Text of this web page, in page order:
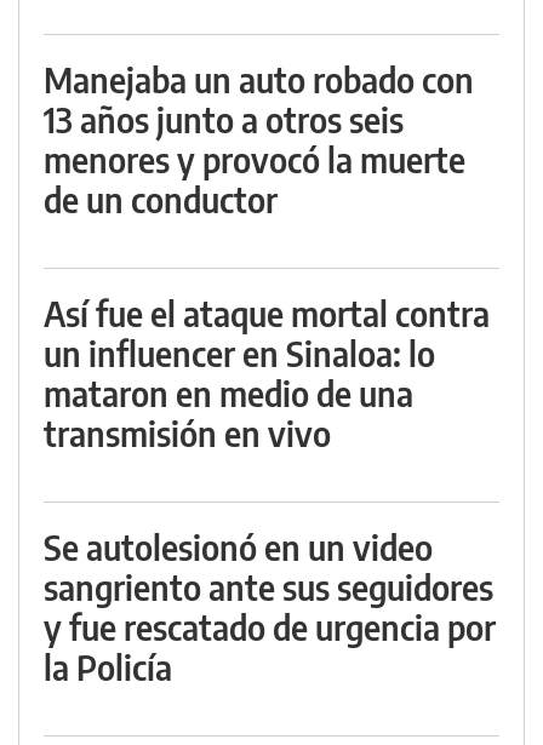
Manejaba un auto robado con
13 años junto a otros seis
menores y provocó la muerte
de un conductor
Así fue el ataque mortal contra
un influencer en Sinaloa: lo
mataron en medio de una
transmisión en vivo
Se autolesionó en un video
sangriento ante sus seguidores
y fue rescatado de urgencia por
la Policía